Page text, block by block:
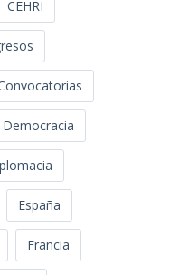
CEHRI
Democracia
España
Francia